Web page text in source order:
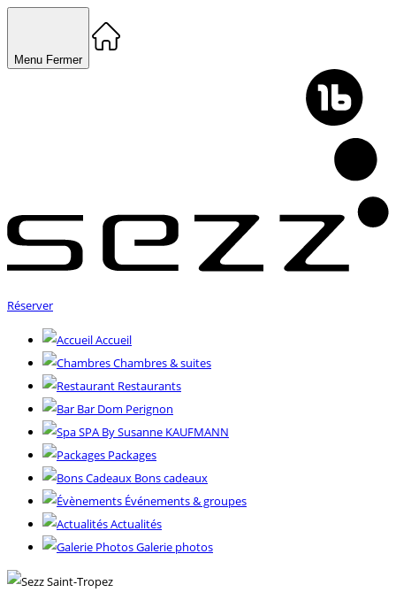
Menu Fermer
Réserver
Accueil
Chambres & suites
Restaurants
Bar Dom Perignon
SPA By Susanne KAUFMANN
Packages
Bons cadeaux
Événements & groupes
Actualités
Galerie photos